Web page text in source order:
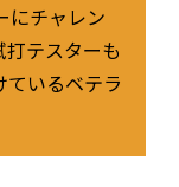
にチャレン
テスターも
いるベテラ